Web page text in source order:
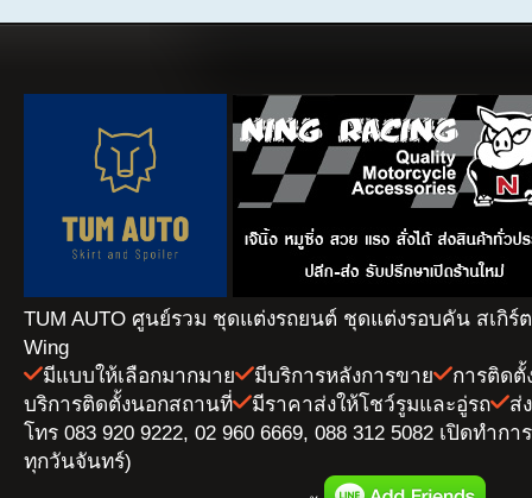
TUM AUTO ศูนย์รวม ชุดแต่งรถยนต์ ชุดแต่งรอบคัน สเกิร์
Wing
มีแบบให้เลือกมากมาย
มีบริการหลังการขาย
การติดตั้
บริการติดตั้งนอกสถานที่
มีราคาส่งให้โชว์รูมและอู่รถ
ส่
โทร 083 920 9222, 02 960 6669, 088 312 5082 เปิดทำก
ทุกวันจันทร์)